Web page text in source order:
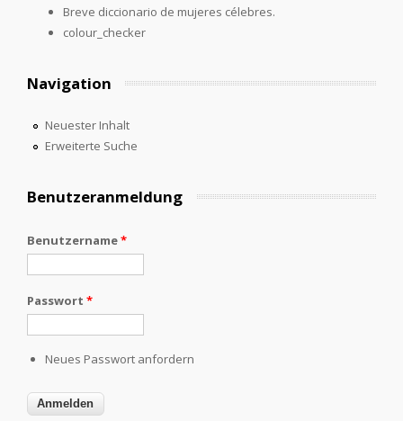
Breve diccionario de mujeres célebres.
colour_checker
Navigation
Neuester Inhalt
Erweiterte Suche
Benutzeranmeldung
Benutzername*
Passwort *
Neues Passwort anfordern